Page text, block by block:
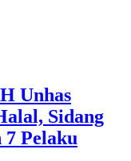
Unhas
Sidang
7 Pelaku